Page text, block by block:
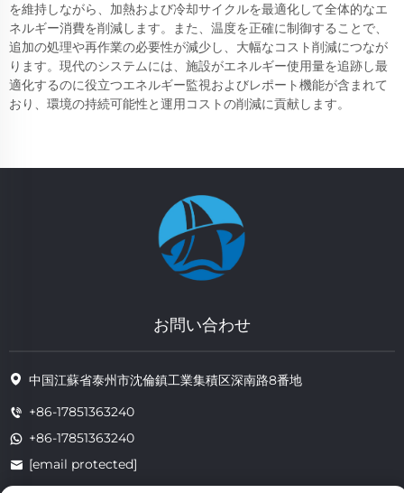
を維持しながら、加熱および冷却サイクルを最適化して全体的なエ
ネルギー消費を削減します。また、温度を正確に制御することで、
追加の処理や再作業の必要性が減少し、大幅なコスト削減につなが
ります。現代のシステムには、施設がエネルギー使用量を追跡し最
適化するのに役立つエネルギー監視およびレポート機能が含まれて
おり、環境の持続可能性と運用コストの削減に貢献します。
お問い合わせ
中国江蘇省泰州市沈倫鎮工業集積区深南路8番地
+86-17851363240
+86-17851363240
[email protected]